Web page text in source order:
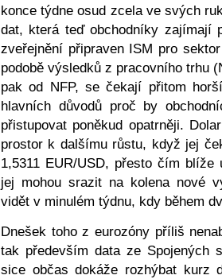
konce týdne osud zcela ve svých
dat, která teď obchodníky
zveřejnění připraven ISM pro
podobě výsledků z pracovního trhu
pak od NFP, se čekají přitom
hlavních důvodů proč by
přistupovat poněkud opatrněji.
prostor k dalšímu růstu, když jej
1,5311 EUR/USD, přesto čím
jej mohou srazit na kolena nové
vidět v minulém týdnu, kdy během
Dnešek toho z eurozóny příliš
tak především data ze Spojených
sice občas dokáže rozhýbat kurz